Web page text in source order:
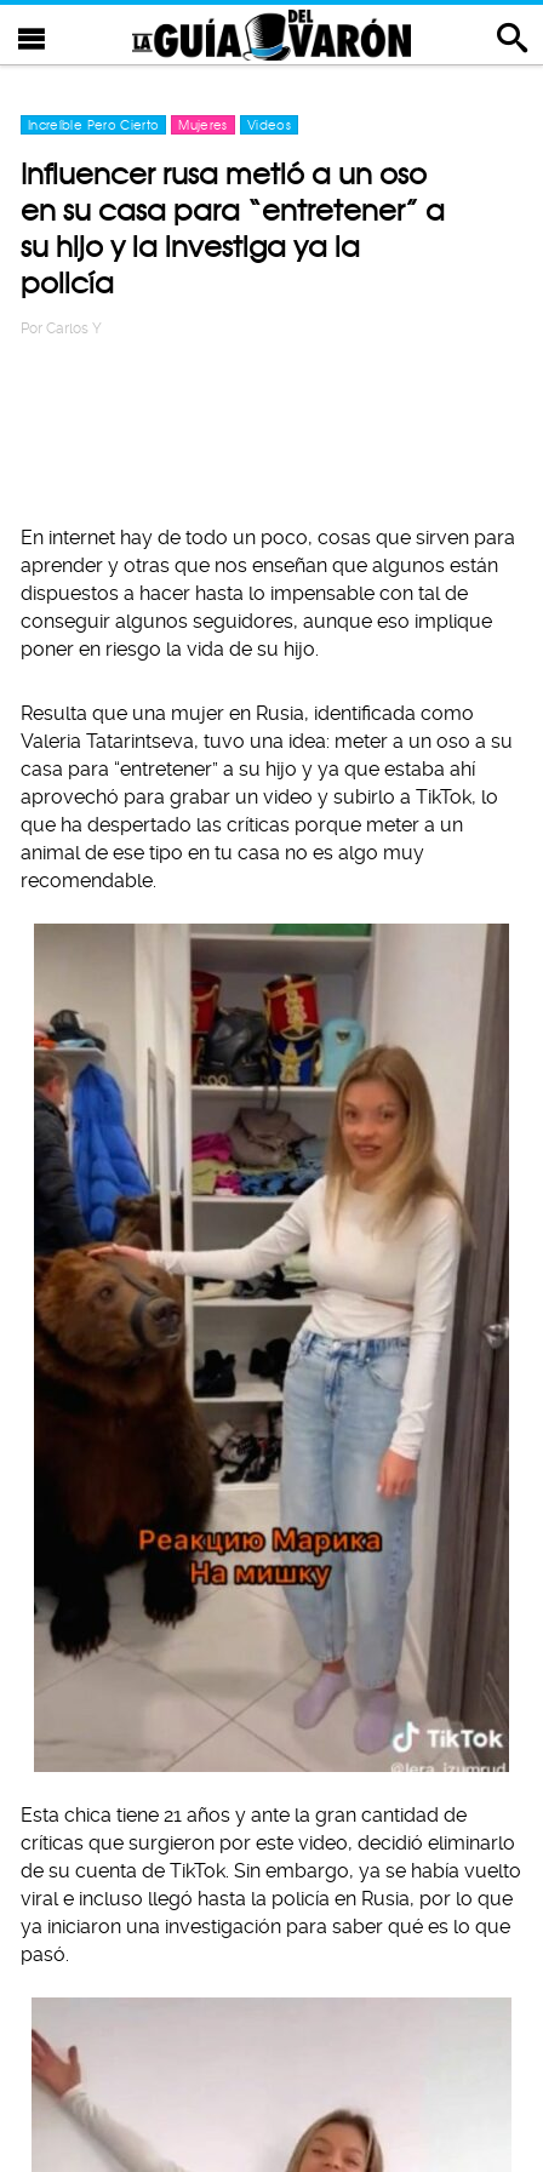
Increíble Pero Cierto Mujeres Videos
Influencer rusa metió a un oso
en su casa para “entretener” a
su hijo y la investiga ya la
policía
Por Carlos Y
En internet hay de todo un poco, cosas que sirven para
aprender y otras que nos enseñan que algunos están
dispuestos a hacer hasta lo impensable con tal de
conseguir algunos seguidores, aunque eso implique
poner en riesgo la vida de su hijo.
Resulta que una mujer en Rusia, identificada como
Valeria Tatarintseva, tuvo una idea: meter a un oso a su
casa para “entretener” a su hijo y ya que estaba ahí
aprovechó para grabar un video y subirlo a TikTok, lo
que ha despertado las críticas porque meter a un
animal de ese tipo en tu casa no es algo muy
recomendable.
Esta chica tiene 21 años y ante la gran cantidad de
críticas que surgieron por este video, decidió eliminarlo
de su cuenta de TikTok. Sin embargo, ya se había vuelto
viral e incluso llegó hasta la policía en Rusia, por lo que
ya iniciaron una investigación para saber qué es lo que
pasó.